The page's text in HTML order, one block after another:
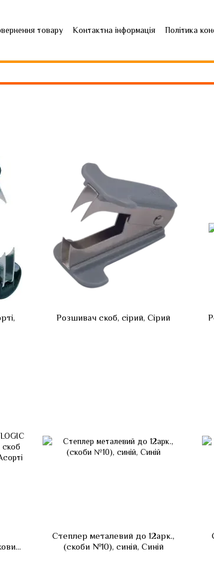
товару Контактна інформація Політика
Розшивач скоб, сірий, Сірий
Степлер металевий до 12арк.,
(скоби №10), синій, Синій